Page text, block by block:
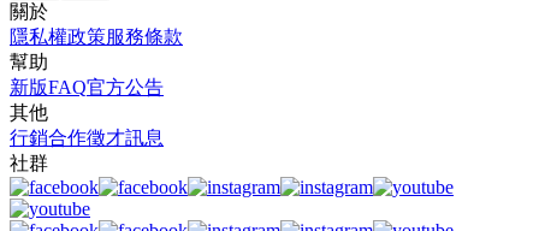
關於
隱私權政策服務條款
幫助
新版FAQ官方公告
其他
行銷合作徵才訊息
社群